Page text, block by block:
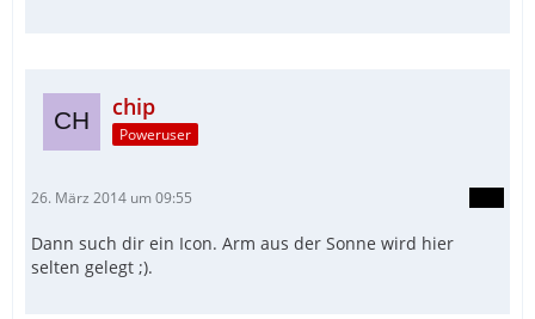
chip
Poweruser
26. März 2014 um 09:55
Dann such dir ein Icon. Arm aus der Sonne wird hier
selten gelegt ;).